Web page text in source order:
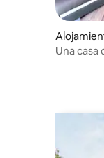
Una